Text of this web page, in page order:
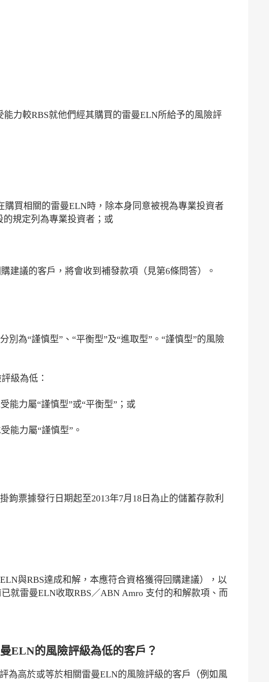
力較RBS就他們經其購買的雷曼ELN所給予的風險評
買相關的雷曼ELN時，除本身同意被視為專業投資者
的規定列為專業投資者；或
建議的客戶，將會收到補發款項（見第6條問答）。
為“謹慎型”、“平衡型”及“進取型”。“謹慎型”的風險
級為低：
能力屬“謹慎型”或“平衡型”；或
能力屬“謹慎型”。
票據發行日期起至2013年7月18日為止的儲蓄存款利
與RBS達成和解，本應符合資格獲得回購建議），以
就雷曼ELN收取RBS／ABN Amro 支付的和解款項、而
ELN的風險評級為低的客戶？
為高於或等於相關雷曼ELN的風險評級的客戶（例如風